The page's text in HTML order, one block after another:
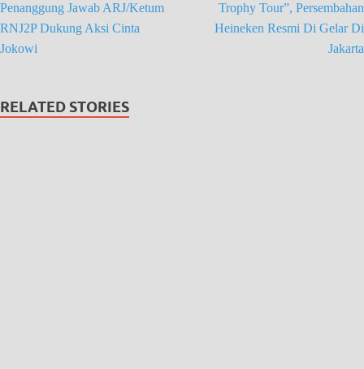
Penanggung Jawab ARJ/Ketum
RNJ2P Dukung Aksi Cinta
Jokowi
Trophy Tour”, Persembahan
Heineken Resmi Di Gelar Di
Jakarta
RELATED STORIES